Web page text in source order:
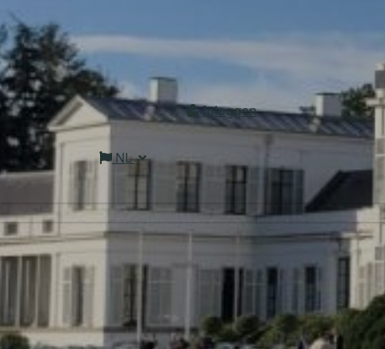
Inloggen
NL